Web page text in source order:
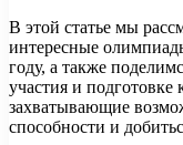
В этой статье мы
интересные
году, а также
участия и подготовке
захватывающие
способности и